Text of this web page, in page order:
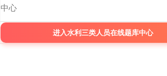
中心
进入水利三类人员在线题库中心